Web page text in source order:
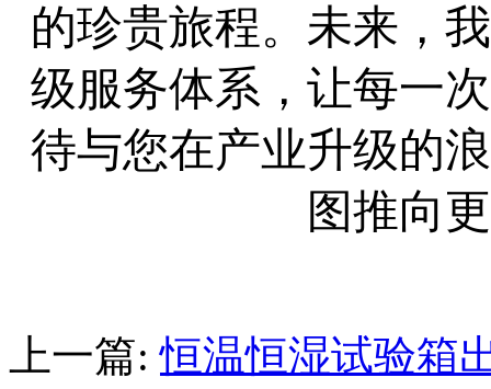
的珍贵旅程。未来，
级服务体系，让每一
待与您在产业升级的
图推向
上一篇:恒温恒湿试验箱